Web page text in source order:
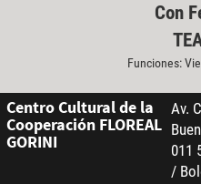
Con
Funciones:
Centro Cultural de la
Cooperación FLOREAL
GORINI
Av.
011
/